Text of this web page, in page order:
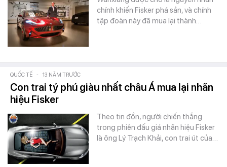
chính khiến Fisker phá sản, và chính
tập đoàn này đã mua lại thành…
QUỐC TẾ - 13 NĂM TRƯỚC
Con trai tỷ phú giàu nhất châu Á mua lại nhãn
hiệu Fisker
Theo tin đồn, người chiến thắng
trong phiên đấu giá nhãn hiệu Fisker
là ông Lý Trạch Khải, con trai út của…